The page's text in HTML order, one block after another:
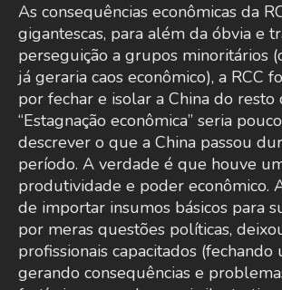
As consequências econômicas da
gigantescas, para além da óbvia e
perseguição a grupos minoritários
já geraria caos econômico), a RCC
por fechar e isolar a China do resto
“Estagnação econômica” seria
descrever o que a China passou
período. A verdade é que houve
produtividade e poder econômico.
de importar insumos básicos para
por meras questões políticas,
profissionais capacitados (fechando
gerando consequências e